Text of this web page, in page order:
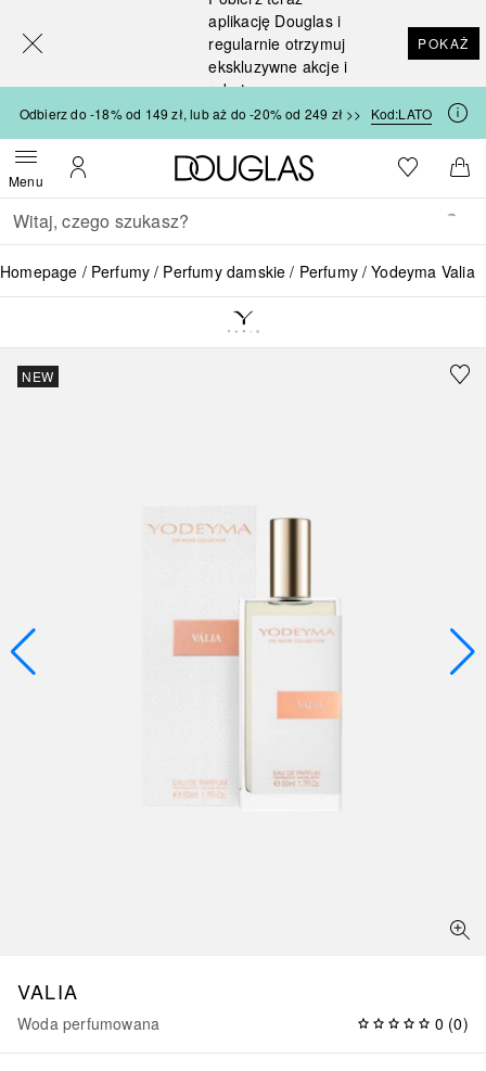
aplikację Douglas i
regularnie otrzymuj
ekskluzywne akcje i
rabaty
POKAŻ
Odbierz do -18% od 149 zł, lub aż do -20% od 249 zł >> Kod:LATO
MenuOtwórz menuMoje konto
Strona główna Douglas
Do listyDo
Wracać
Wykonaj wyszukiwanie
Homepage Perfumy Perfumy damskie Perfumy Yodeyma Valia
NEW
VALIA
Woda perfumowana 0 (0)
[navigation.slideout.screenreader]